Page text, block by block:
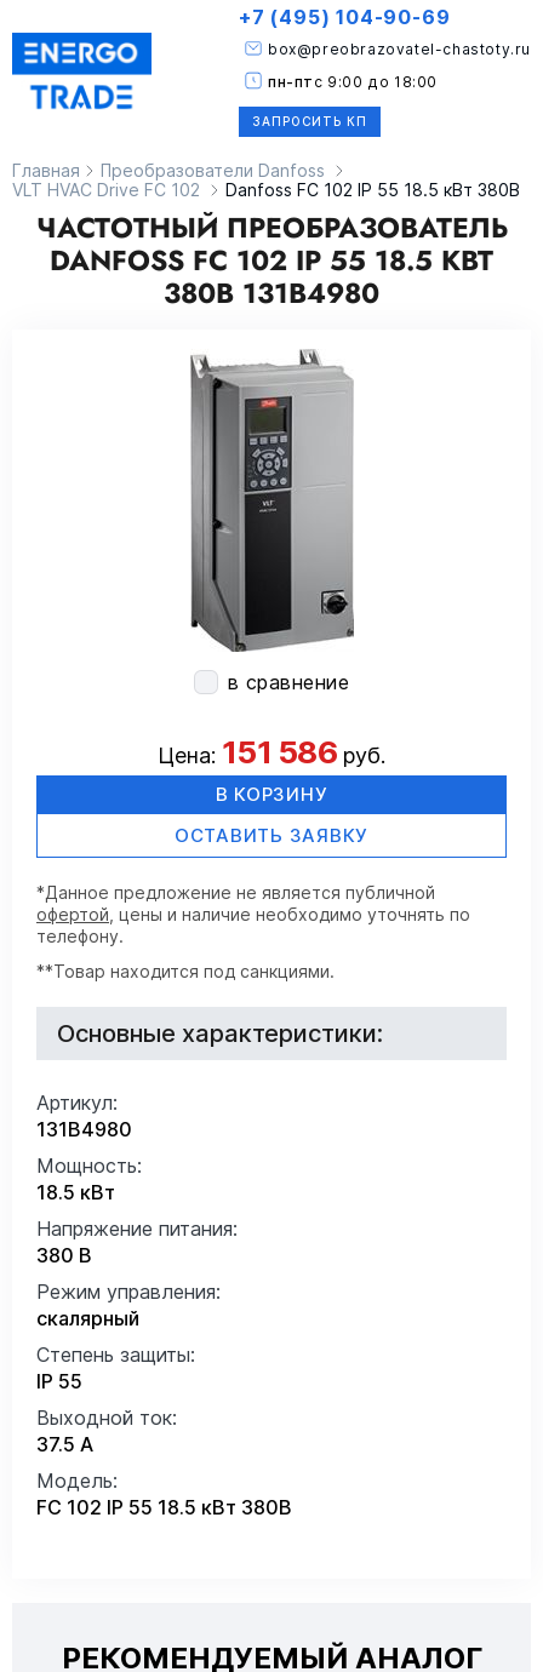
ЗАПРОСИТЬ КП
box@preobrazovatel-chastoty.ru
+7 (495) 104-90-69
пн-пт с 9:00 до 18:00
Главная
Преобразователи Danfoss
VLT HVAC Drive FC 102
Danfoss FC 102 IP 55 18.5 кВт 380В
ЧАСТОТНЫЙ ПРЕОБРАЗОВАТЕЛЬ
DANFOSS FC 102 IP 55 18.5 КВТ
380В 131B4980
в сравнение
Цена: 151 586руб.
В КОРЗИНУ
ОСТАВИТЬ ЗАЯВКУ
*Данное предложение не является публичной
офертой , цены и наличие необходимо уточнять по
телефону.
**Товар находится под санкциями.
Основные характеристики:
Артикул:
131B4980
Мощность:
18.5 кВт
Напряжение питания:
380 В
Режим управления:
скалярный
Степень защиты:
IP 55
Выходной ток:
37.5 А
Модель:
FC 102 IP 55 18.5 кВт 380В
РЕКОМЕНДУЕМЫЙ АНАЛОГ